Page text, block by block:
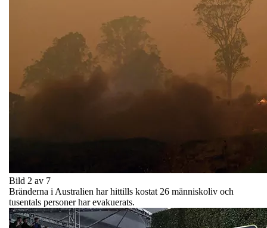
Bild 2 av 7
Bränderna i Australien har hittills kostat 26 människoliv och
tusentals personer har evakuerats.